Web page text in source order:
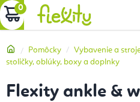
Prejsť
na
NÁKUPNÝ
DomovPomôcky Vybavenie a
stoličky, oblúky, boxy a doplnky
Flexity ankle &